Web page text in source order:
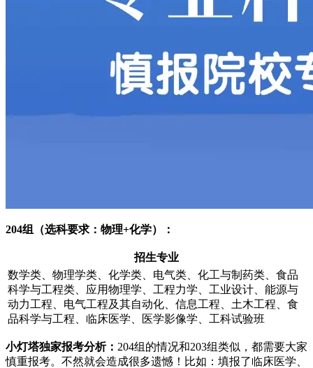
204组（选科要求：物理+化学）：
招生专业
数学类、物理学类、化学类、电气类、化工与制药类、食品
科学与工程类、应用物理学、工程力学、工业设计、能源与
动力工程、电气工程及其自动化、信息工程、土木工程、食
品科学与工程、临床医学、医学影像学、工科试验班
小灯塔独家报考分析： 204组的情况和203组类似，都需要大家
慎重报考。不然就会造成很多遗憾！比如：填报了临床医学、